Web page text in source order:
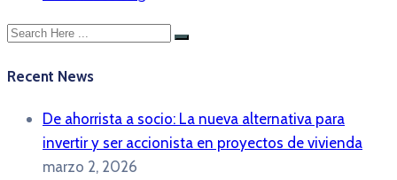
Recent News
De ahorrista a socio: La nueva alternativa para
invertir y ser accionista en proyectos de vivienda
marzo 2, 2026